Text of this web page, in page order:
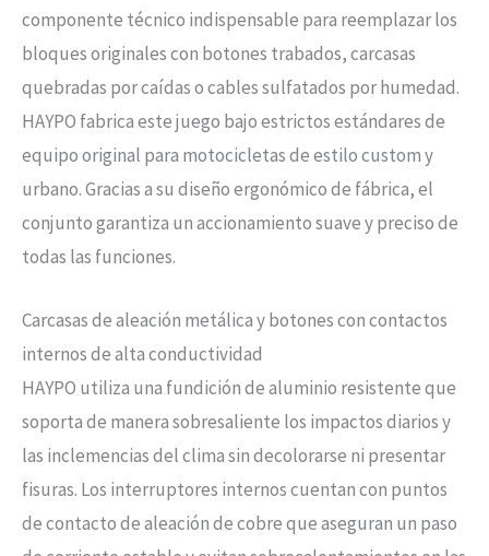
componente técnico indispensable para reemplazar los
bloques originales con botones trabados, carcasas
quebradas por caídas o cables sulfatados por humedad.
HAYPO fabrica este juego bajo estrictos estándares de
equipo original para motocicletas de estilo custom y
urbano. Gracias a su diseño ergonómico de fábrica, el
conjunto garantiza un accionamiento suave y preciso de
todas las funciones.
Carcasas de aleación metálica y botones con contactos
internos de alta conductividad
HAYPO utiliza una fundición de aluminio resistente que
soporta de manera sobresaliente los impactos diarios y
las inclemencias del clima sin decolorarse ni presentar
fisuras. Los interruptores internos cuentan con puntos
de contacto de aleación de cobre que aseguran un paso